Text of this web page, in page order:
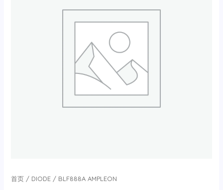
首页/ DIODE/ BLF888A AMPLEON